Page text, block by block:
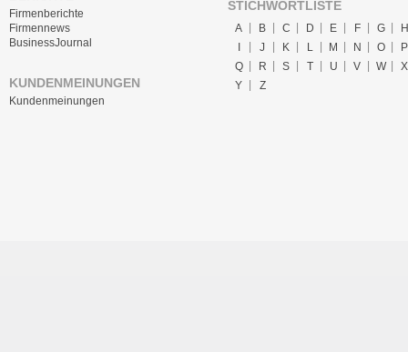
Firmenberichte
Firmennews
BusinessJournal
KUNDENMEINUNGEN
Kundenmeinungen
STICHWORTLISTE
A B C D E F G
H
I
J K L M N O
P
Q
R S T U V W
X
Y
Z